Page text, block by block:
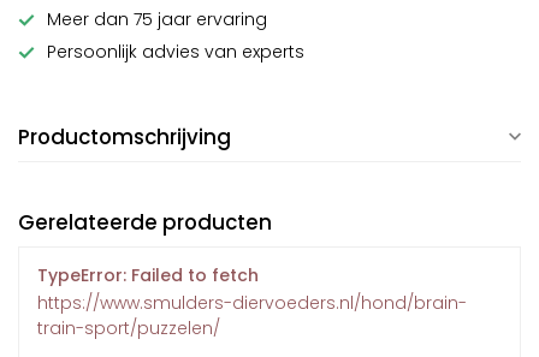
Meer dan 75 jaar ervaring
Persoonlijk advies van experts
Productomschrijving
Gerelateerde producten
TypeError: Failed to fetch
https://www.smulders-diervoeders.nl/hond/brain-
train-sport/puzzelen/